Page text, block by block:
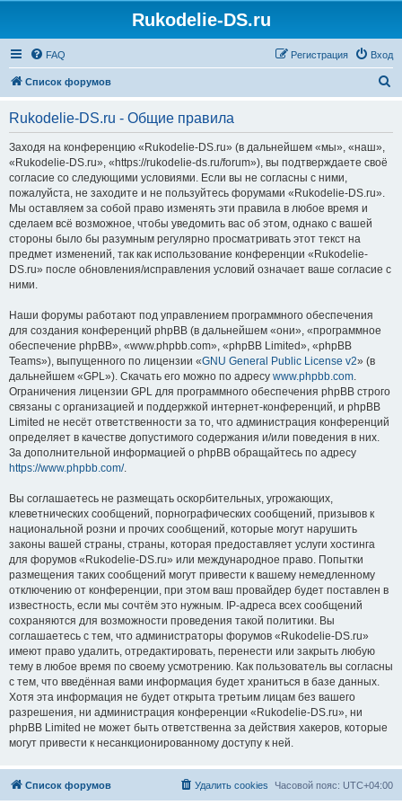
Rukodelie-DS.ru
FAQ Вход
Регистрация
Список форумов
Rukodelie-DS.ru - Общие правила
Заходя на конференцию «Rukodelie-DS.ru» (в дальнейшем «мы», «наш»,
«Rukodelie-DS.ru», «https://rukodelie-ds.ru/forum»), вы подтверждаете своё
согласие со следующими условиями. Если вы не согласны с ними,
пожалуйста, не заходите и не пользуйтесь форумами «Rukodelie-DS.ru».
Мы оставляем за собой право изменять эти правила в любое время и
сделаем всё возможное, чтобы уведомить вас об этом, однако с вашей
стороны было бы разумным регулярно просматривать этот текст на
предмет изменений, так как использование конференции «Rukodelie-
DS.ru» после обновления/исправления условий означает ваше согласие с
ними.
Наши форумы работают под управлением программного обеспечения
для создания конференций phpBB (в дальнейшем «они», «программное
обеспечение phpBB», «www.phpbb.com», «phpBB Limited», «phpBB
Teams»), выпущенного по лицензии «GNU General Public License v2» (в
дальнейшем «GPL»). Скачать его можно по адресу www.phpbb.com.
Ограничения лицензии GPL для программного обеспечения phpBB строго
связаны с организацией и поддержкой интернет-конференций, и phpBB
Limited не несёт ответственности за то, что администрация конференций
определяет в качестве допустимого содержания и/или поведения в них.
За дополнительной информацией о phpBB обращайтесь по адресу
https://www.phpbb.com/.
Вы соглашаетесь не размещать оскорбительных, угрожающих,
клеветнических сообщений, порнографических сообщений, призывов к
национальной розни и прочих сообщений, которые могут нарушить
законы вашей страны, страны, которая предоставляет услуги хостинга
для форумов «Rukodelie-DS.ru» или международное право. Попытки
размещения таких сообщений могут привести к вашему немедленному
отключению от конференции, при этом ваш провайдер будет поставлен в
известность, если мы сочтём это нужным. IP-адреса всех сообщений
сохраняются для возможности проведения такой политики. Вы
соглашаетесь с тем, что администраторы форумов «Rukodelie-DS.ru»
имеют право удалить, отредактировать, перенести или закрыть любую
тему в любое время по своему усмотрению. Как пользователь вы согласны
с тем, что введённая вами информация будет храниться в базе данных.
Хотя эта информация не будет открыта третьим лицам без вашего
разрешения, ни администрация конференции «Rukodelie-DS.ru», ни
phpBB Limited не может быть ответственна за действия хакеров, которые
могут привести к несанкционированному доступу к ней.
Список форумов Часовой пояс: UTC+04:00
Удалить cookies